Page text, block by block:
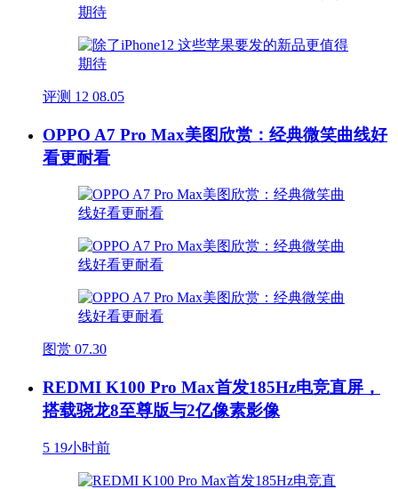
评测 12 08.05
OPPO A7 Pro Max美图欣赏：经典微笑曲线好
看更耐看
图赏 07.30
REDMI K100 Pro Max首发185Hz电竞直屏，
搭载骁龙8至尊版与2亿像素影像
5 19小时前